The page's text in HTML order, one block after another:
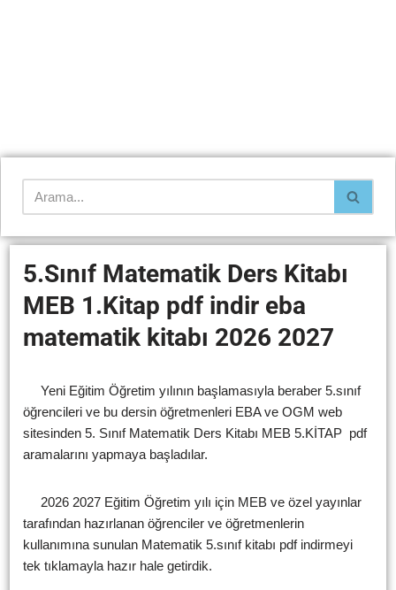
5.Sınıf Matematik Ders Kitabı
MEB 1.Kitap pdf indir eba
matematik kitabı 2026 2027
Yeni Eğitim Öğretim yılının başlamasıyla beraber 5.sınıf
öğrencileri ve bu dersin öğretmenleri EBA ve OGM web
sitesinden 5. Sınıf Matematik Ders Kitabı MEB 5.KİTAP pdf
aramalarını yapmaya başladılar.
2026 2027 Eğitim Öğretim yılı için MEB ve özel yayınlar
tarafından hazırlanan öğrenciler ve öğretmenlerin
kullanımına sunulan Matematik 5.sınıf kitabı pdf indirmeyi
tek tıklamayla hazır hale getirdik.